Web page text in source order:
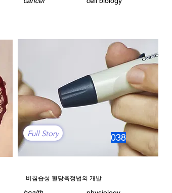
038
Full Story
비침습성 혈당측정법의 개발